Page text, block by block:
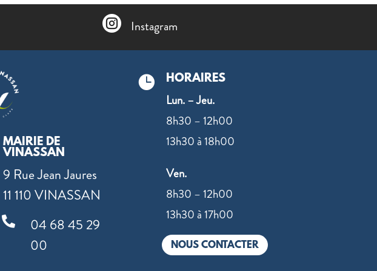
 Instagram
MAIRIE DE
VINASSAN
9 Rue Jean Jaures
11 110 VINASSAN

04 68 45 29
00
 HORAIRES
Lun. – Jeu.
8h30 – 12h00
13h30 à 18h00
Ven.
8h30 – 12h00
13h30 à 17h00
NOUS CONTACTER